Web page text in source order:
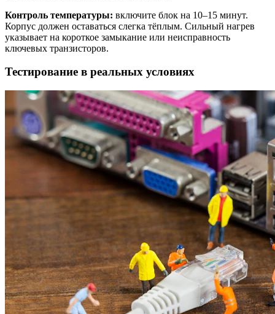
Контроль температуры: включите блок на 10–15 минут.
Корпус должен оставаться слегка тёплым. Сильный нагрев
указывает на короткое замыкание или неисправность
ключевых транзисторов.
Тестирование в реальных условиях